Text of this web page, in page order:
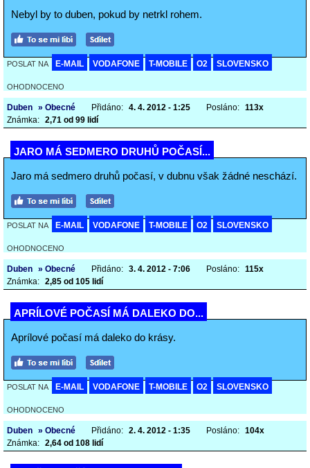
Nebyl by to duben, pokud by netrkl rohem.
POSLAT NA E-MAIL VODAFONE T-MOBILE O2 SLOVENSKO
OHODNOCENO
Duben » Obecné Přidáno: 4. 4. 2012 - 1:25 Posláno: 113x
Známka: 2,71 od 99 lidí
JARO MÁ SEDMERO DRUHŮ POČASÍ...
Jaro má sedmero druhů počasí, v dubnu však žádné neschází.
POSLAT NA E-MAIL VODAFONE T-MOBILE O2 SLOVENSKO
OHODNOCENO
Duben » Obecné Přidáno: 3. 4. 2012 - 7:06 Posláno: 115x
Známka: 2,85 od 105 lidí
APRÍLOVÉ POČASÍ MÁ DALEKO DO...
Aprílové počasí má daleko do krásy.
POSLAT NA E-MAIL VODAFONE T-MOBILE O2 SLOVENSKO
OHODNOCENO
Duben » Obecné Přidáno: 2. 4. 2012 - 1:35 Posláno: 104x
Známka: 2,64 od 108 lidí